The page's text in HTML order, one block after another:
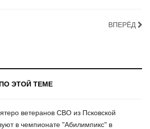
ВПЕРЁД
ЭТОЙ ТЕМЕ
ветеранов СВО из Псковской
в чемпионате "Абилимпикс" в